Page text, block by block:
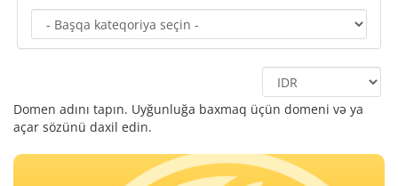
Domen adını tapın. Uyğunluğa baxmaq üçün domeni və ya
açar sözünü daxil edin.